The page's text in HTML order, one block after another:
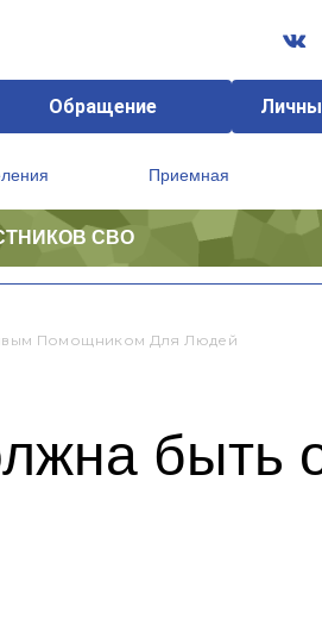
Обращение
Приемная
СВО
Помощником Для Людей
быть